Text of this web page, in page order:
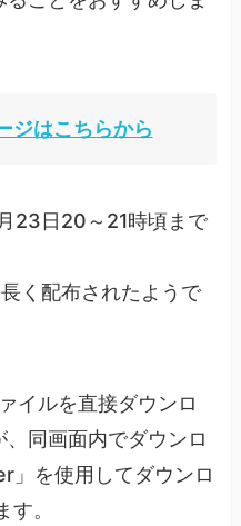
ジはこちらから
23日20～21時頃まで
く配布されたようで
イルを直接ダウンロ
同画面内でダウンロ
」を使用してダウンロ
。